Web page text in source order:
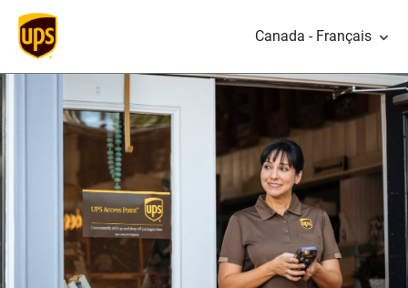
Canada - Français